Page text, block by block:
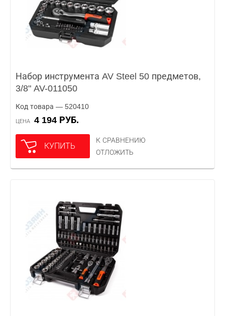
Набор инструмента AV Steel 50 предметов,
3/8" AV-011050
Код товара — 520410
ЦЕНА 4 194 РУБ.
КУПИТЬ
К СРАВНЕНИЮ
ОТЛОЖИТЬ